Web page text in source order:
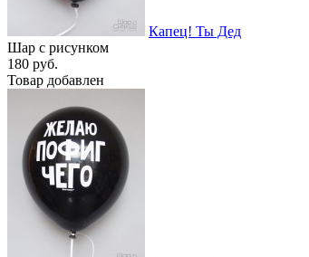
Капец! Ты Дед
Шар с рисунком
180 руб.
Товар добавлен